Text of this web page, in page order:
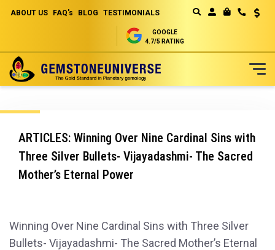
ABOUT US FAQ's BLOG TESTIMONIALS
GOOGLE
4.7/5 RATING
to
ARTICLES: Winning Over Nine Cardinal Sins with
Three Silver Bullets- Vijayadashmi- The Sacred
Mother’s Eternal Power
Winning Over Nine Cardinal Sins with Three Silver
Bullets- Vijayadashmi- The Sacred Mother’s Eternal